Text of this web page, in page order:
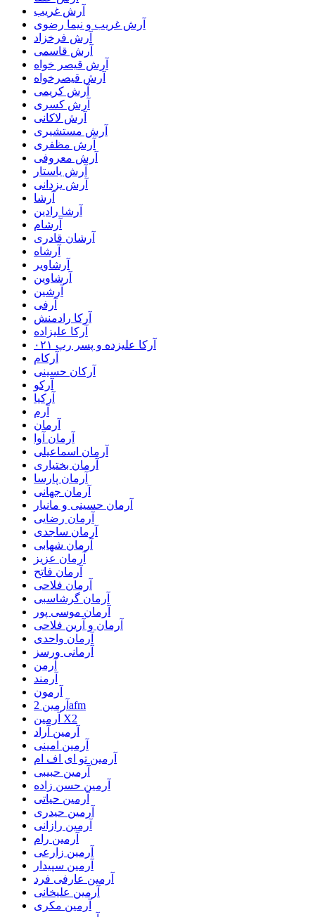
آرش غریب
آرش غریب و نیما رضوی
آرش فرخزاد
آرش قاسمی
آرش قیصر خواه
آرش قیصرخواه
آرش کریمی
آرش کسری
آرش لاکانی
آرش مستشیری
آرش مظفری
آرش معروفی
آرش یاستار
آرش یزدانی
آرشا
آرشا رادین
آرشام
آرشان قادری
آرشاه
آرشاویر
آرشاوین
آرشین
آرفی
آرکا رادمنش
آرکا علیزاده
آرکا علیزده و پسر رپ ۰۲۱
آرکام
آرکان حسینی
آرکو
آرکیا
آرم
آرمان
آرمان آوا
آرمان اسماعیلی
آرمان بختیاری
آرمان پارسا
آرمان جهانی
آرمان حسینی و مانیار
آرمان رضایی
آرمان ساجدی
آرمان شهابی
آرمان عزیز
آرمان فاتح
آرمان فلاحی
آرمان گرشاسبی
آرمان موسی پور
آرمان و آرین فلاحی
آرمان واحدی
آرمانی ورسز
آرمن
آرمند
آرمون
آرمین 2afm
آرمین X2
آرمین آراد
آرمین امینی
آرمین تو ای اف ام
آرمین حبیبی
آرمین حسن زاده
آرمین حیاتی
آرمین حیدری
آرمین رازانی
آرمین رام
آرمین زارعی
آرمین سپیدار
آرمین عارفی فرد
آرمین علیخانی
آرمین مکری